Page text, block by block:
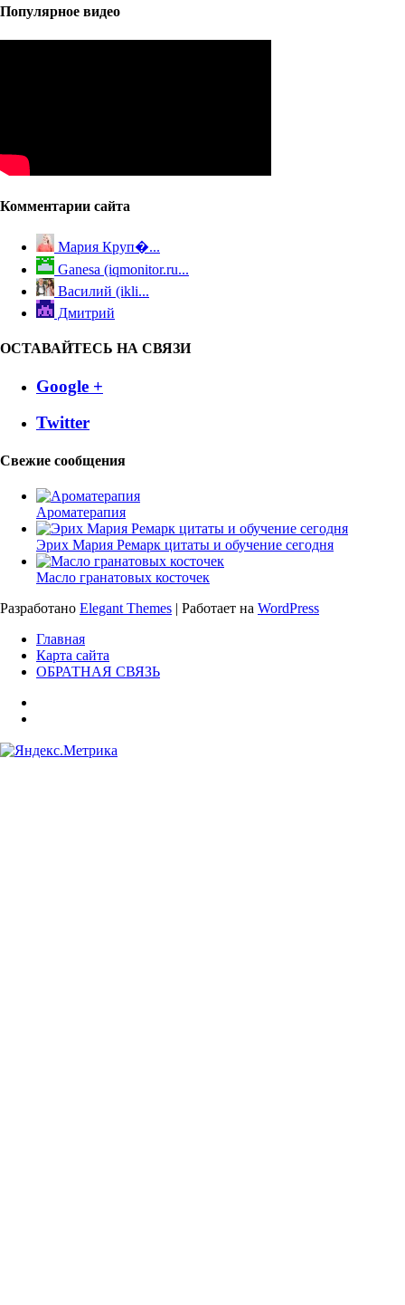
Популярное видео
Комментарии сайта
Мария Круп�...
Ganesa (iqmonitor.ru...
Василий (ikli...
Дмитрий
ОСТАВАЙТЕСЬ НА СВЯЗИ
Google +
Twitter
Свежие сообщения
Ароматерапия
Эрих Мария Ремарк цитаты и обучение сегодня
Масло гранатовых косточек
Разработано Elegant Themes | Работает на WordPress
Главная
Карта сайта
ОБРАТНАЯ СВЯЗЬ